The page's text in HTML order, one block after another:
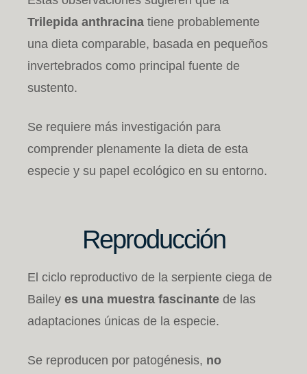
Trilepida anthracina tiene probablemente
una dieta comparable, basada en pequeños
invertebrados como principal fuente de
sustento.
Se requiere más investigación para
comprender plenamente la dieta de esta
especie y su papel ecológico en su entorno.
Reproducción
El ciclo reproductivo de la serpiente ciega de
Bailey es una muestra fascinante de las
adaptaciones únicas de la especie.
Se reproducen por patogénesis, no